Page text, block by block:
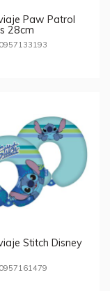
Paw Patrol
28cm
Stitch Disney